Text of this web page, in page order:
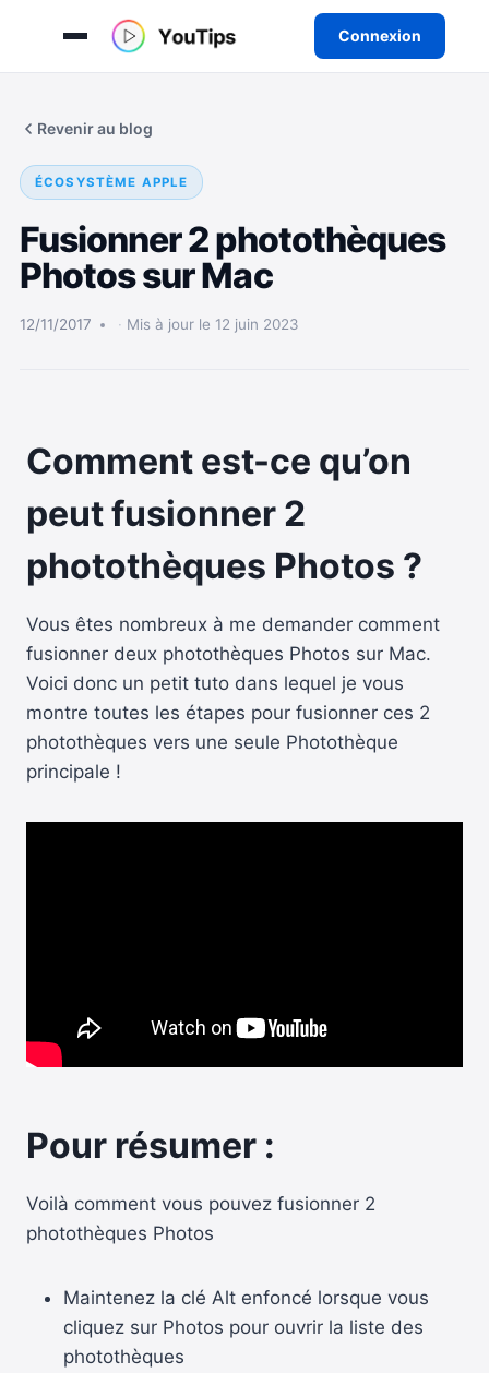
Connexion
Revenir au blog
ÉCOSYSTÈME APPLE
Fusionner 2 photothèques
Photos sur Mac
12/11/2017 Mis à jour le 12 juin 2023
Comment est-ce qu’on
peut fusionner 2
photothèques Photos ?
Vous êtes nombreux à me demander comment
fusionner deux photothèques Photos sur Mac.
Voici donc un petit tuto dans lequel je vous
montre toutes les étapes pour fusionner ces 2
photothèques vers une seule Photothèque
principale !
Pour résumer :
Voilà comment vous pouvez fusionner 2
photothèques Photos
Maintenez la clé Alt enfoncé lorsque vous
cliquez sur Photos pour ouvrir la liste des
photothèques